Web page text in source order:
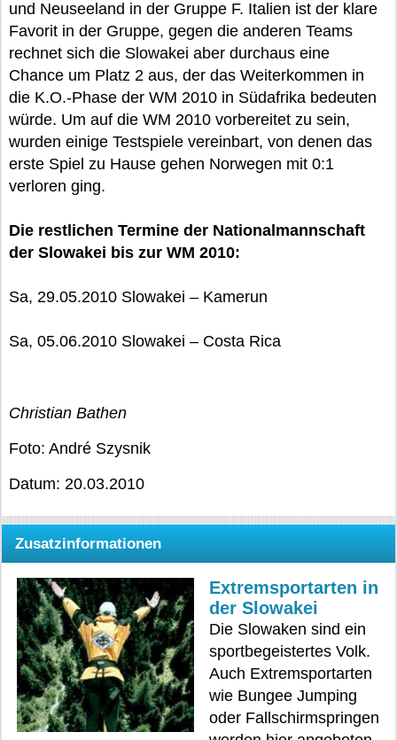
und Neuseeland in der Gruppe F. Italien ist der klare
Favorit in der Gruppe, gegen die anderen Teams
rechnet sich die Slowakei aber durchaus eine
Chance um Platz 2 aus, der das Weiterkommen in
die K.O.-Phase der WM 2010 in Südafrika bedeuten
würde. Um auf die WM 2010 vorbereitet zu sein,
wurden einige Testspiele vereinbart, von denen das
erste Spiel zu Hause gehen Norwegen mit 0:1
verloren ging.
Die restlichen Termine der Nationalmannschaft
der Slowakei bis zur WM 2010:
Sa, 29.05.2010 Slowakei – Kamerun
Sa, 05.06.2010 Slowakei – Costa Rica
Christian Bathen
Foto: André Szysnik
Datum: 20.03.2010
Zusatzinformationen
Extremsportarten in
der Slowakei
Die Slowaken sind ein
sportbegeistertes Volk.
Auch Extremsportarten
wie Bungee Jumping
oder Fallschirmspringen